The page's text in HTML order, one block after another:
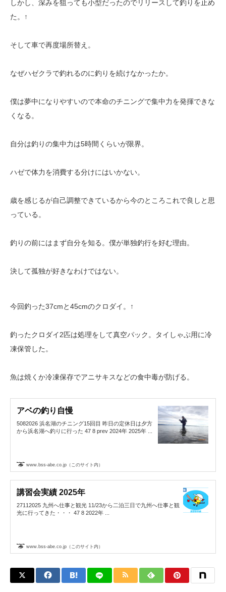
しかし、深みを狙っても小型だったのでリリースして釣りを止め
た。↑
そして車で再度場所替え。
なぜハゼクラで釣れるのに釣りを続けなかったか。
僕は夢中になりやすいので本命のチニングで集中力を発揮できな
くなる。
自分は釣りの集中力は5時間くらいが限界。
ハゼで体力を消費する分けにはいかない。
歳を感じるが自己調整できているから今のところこれで良しと思
っている。
釣りの前にはまず自分を知る。僕が単独釣行を好む理由。
決して孤独が好きなわけではない。
今回釣った37cmと45cmのクロダイ。↑
釣ったクロダイ2匹は処理をして真空パック。タイしゃぶ用に冷
凍保管した。
魚は焼くか冷凍保存でアニサキスなどの食中毒が防げる。
アベの釣り自慢
5082026 浜名湖のチニング15回目 昨日の定休日は夕方
から浜名湖へ釣りに行った 47 8 prev 2024年 2025年 ...
www.bss-abe.co.jp（このサイト内）
講習会実績 2025年
27112025 九州へ仕事と観光 11/23から二泊三日で九州へ仕事と観
光に行ってきた・・・ 47 8 2022年 ...
www.bss-abe.co.jp（このサイト内）